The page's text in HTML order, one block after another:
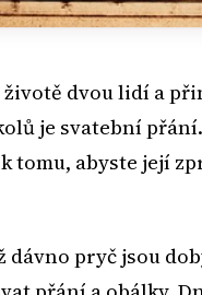
dvou lidí a
je svatební
tomu, abyste její
dávno pryč jsou